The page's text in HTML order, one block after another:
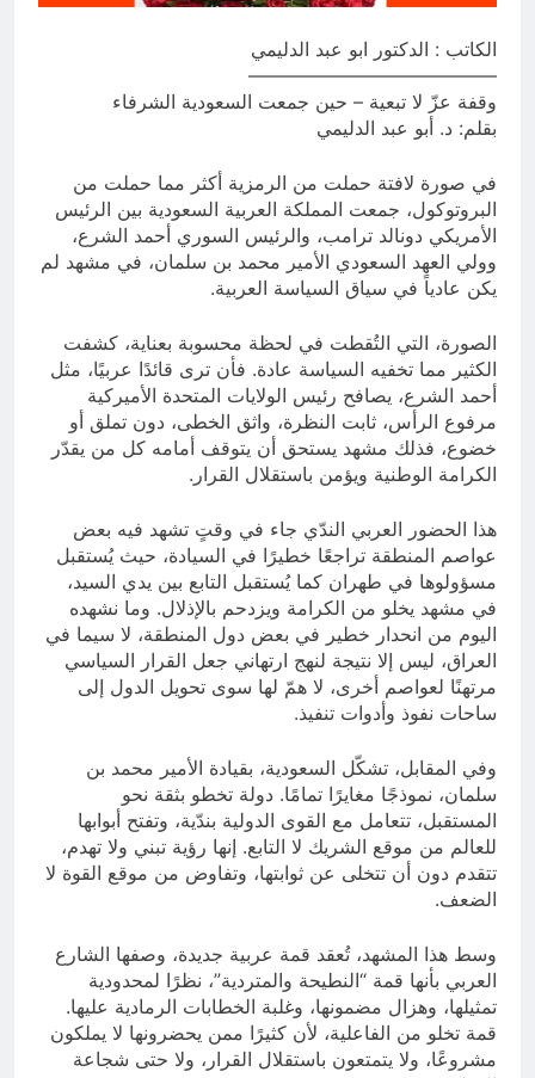
الكاتبان باقر الزبيدي ورياض سعد يحذران
أسلحتكم وأمتعتكم فيميلون عليكم ميلة
13 ساعة Ago
الكاتب : الدكتور ابو عبد الدليمي
—————————————
وقفة عزّ لا تبعية – حين جمعت السعودية الشرفاء
بقلم: د. أبو عبد الدليمي
في صورة لافتة حملت من الرمزية أكثر مما حملت من
البروتوكول، جمعت المملكة العربية السعودية بين الرئيس
الأمريكي دونالد ترامب، والرئيس السوري أحمد الشرع،
وولي العهد السعودي الأمير محمد بن سلمان، في مشهد لم
يكن عادياً في سياق السياسة العربية.
الصورة، التي التُقطت في لحظة محسوبة بعناية، كشفت
الكثير مما تخفيه السياسة عادة. فأن ترى قائدًا عربيًا، مثل
أحمد الشرع، يصافح رئيس الولايات المتحدة الأميركية
مرفوع الرأس، ثابت النظرة، واثق الخطى، دون تملق أو
خضوع، فذلك مشهد يستحق أن يتوقف أمامه كل من يقدّر
الكرامة الوطنية ويؤمن باستقلال القرار.
هذا الحضور العربي الندّي جاء في وقتٍ تشهد فيه بعض
عواصم المنطقة تراجعًا خطيرًا في السيادة، حيث يُستقبل
مسؤولوها في طهران كما يُستقبل التابع بين يدي السيد،
في مشهد يخلو من الكرامة ويزدحم بالإذلال. وما نشهده
اليوم من انحدار خطير في بعض دول المنطقة، لا سيما في
العراق، ليس إلا نتيجة لنهج ارتهاني جعل القرار السياسي
مرتهنًا لعواصم أخرى، لا همّ لها سوى تحويل الدول إلى
ساحات نفوذ وأدوات تنفيذ.
وفي المقابل، تشكّل السعودية، بقيادة الأمير محمد بن
سلمان، نموذجًا مغايرًا تمامًا. دولة تخطو بثقة نحو
المستقبل، تتعامل مع القوى الدولية بندّية، وتفتح أبوابها
للعالم من موقع الشريك لا التابع. إنها رؤية تبني ولا تهدم،
تتقدم دون أن تتخلى عن ثوابتها، وتفاوض من موقع القوة لا
الضعف.
وسط هذا المشهد، تُعقد قمة عربية جديدة، وصفها الشارع
العربي بأنها قمة “النطيحة والمتردية”، نظرًا لمحدودية
تمثيلها، وهزال مضمونها، وغلبة الخطابات الرمادية عليها.
قمة تخلو من الفاعلية، لأن كثيرًا ممن يحضرونها لا يملكون
مشروعًا، ولا يتمتعون باستقلال القرار، ولا حتى شجاعة